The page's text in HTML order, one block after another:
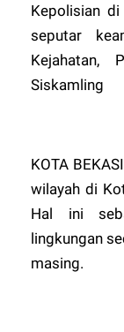
Kepolisian
seputar
Kejahatan,
Siskamling
KOTA
wilayah di
Hal ini
lingkungan
masing.